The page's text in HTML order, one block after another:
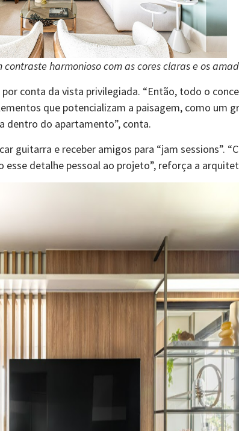
harmonioso com as cores claras e os
conta da vista privilegiada. “Então, todo o
que potencializam a paisagem, como um
dentro do apartamento”, conta.
guitarra e receber amigos para “jam sessions”.
detalhe pessoal ao projeto”, reforça a